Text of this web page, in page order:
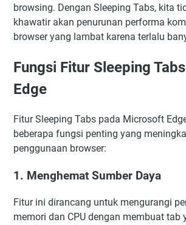
browsing. Dengan Sleeping Tabs, kita
khawatir akan penurunan performa
browser yang lambat karena terlalu
Fungsi Fitur Sleeping
Edge
Fitur Sleeping Tabs pada Microsoft
beberapa fungsi penting yang
penggunaan browser:
1. Menghemat Sumber Daya
Fitur ini dirancang untuk mengurangi
memori dan CPU dengan membuat tab